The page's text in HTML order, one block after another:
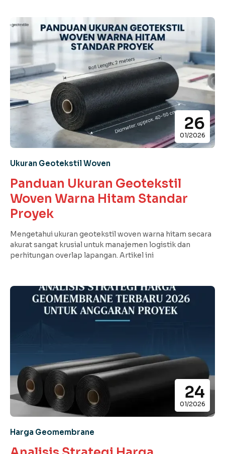
26
01/2026
Ukuran Geotekstil Woven
Panduan Ukuran Geotekstil
Woven Warna Hitam Standar
Proyek
Mengetahui ukuran geotekstil woven warna hitam secara
akurat sangat krusial untuk manajemen logistik dan
perhitungan overlap lapangan. Artikel ini
24
01/2026
Harga Geomembrane